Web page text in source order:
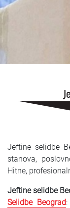
О нама
SRPSKI
ENGLISH
Jeftine selidbe
stanova,
Hitne,
Jeftine selidbe
Selidbe Beograd